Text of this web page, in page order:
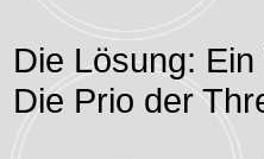
Die Lösung:
Die Prio der